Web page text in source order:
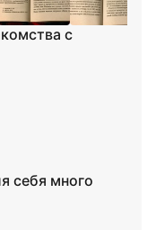
с
себя много